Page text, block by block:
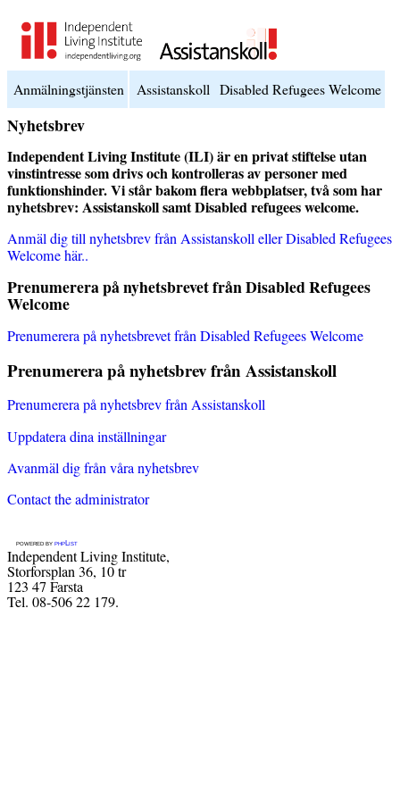
Anmälningstjänsten Assistanskoll Disabled Refugees Welcome
Nyhetsbrev
Independent Living Institute (ILI) är en privat stiftelse utan
vinstintresse som drivs och kontrolleras av personer med
funktionshinder. Vi står bakom flera webbplatser, två som har
nyhetsbrev: Assistanskoll samt Disabled refugees welcome.
Anmäl dig till nyhetsbrev från Assistanskoll eller Disabled Refugees
Welcome här..
Prenumerera på nyhetsbrevet från Disabled Refugees
Welcome
Prenumerera på nyhetsbrevet från Disabled Refugees Welcome
Prenumerera på nyhetsbrev från Assistanskoll
Prenumerera på nyhetsbrev från Assistanskoll
Uppdatera dina inställningar
Avanmäl dig från våra nyhetsbrev
Contact the administrator
powered byphpList
Independent Living Institute,
Storforsplan 36, 10 tr
123 47 Farsta
Tel. 08-506 22 179.